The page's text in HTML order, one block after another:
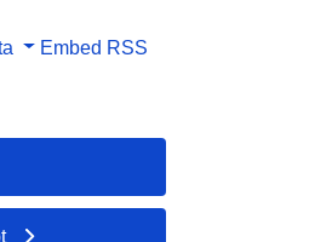
Embed RSS